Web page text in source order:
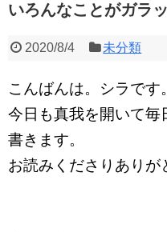
いろんなことがガラ
2020/8/4 未分類
こんばんは。シラです。
今日も真我を開いて毎
書きます。
お読みくださりありが